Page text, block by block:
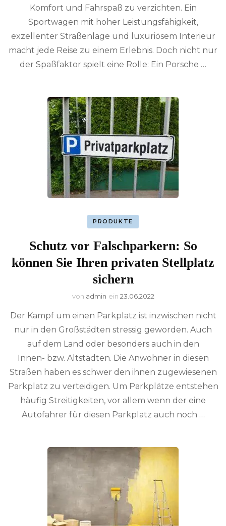
Komfort und Fahrspaß zu verzichten. Ein
Sportwagen mit hoher Leistungsfähigkeit,
exzellenter Straßenlage und luxuriösem Interieur
macht jede Reise zu einem Erlebnis. Doch nicht nur
der Spaßfaktor spielt eine Rolle: Ein Porsche …
PRODUKTE
Schutz vor Falschparkern: So
können Sie Ihren privaten Stellplatz
sichern
von admin ein 23.06.2022
Der Kampf um einen Parkplatz ist inzwischen nicht
nur in den Großstädten stressig geworden. Auch
auf dem Land oder besonders auch in den
Innen- bzw. Altstädten. Die Anwohner in diesen
Straßen haben es schwer den ihnen zugewiesenen
Parkplatz zu verteidigen. Um Parkplätze entstehen
häufig Streitigkeiten, vor allem wenn der eine
Autofahrer für diesen Parkplatz auch noch …